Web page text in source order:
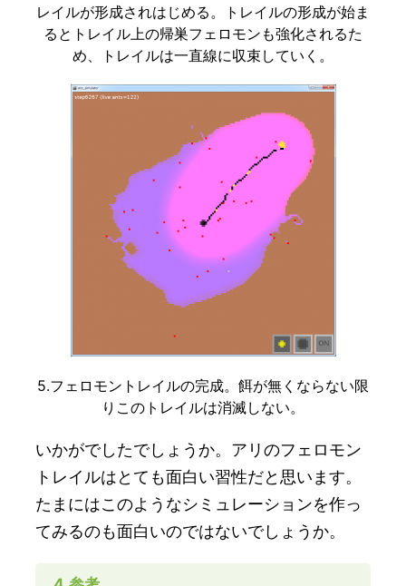
レイルが形成されはじめる。トレイルの形成が始ま
るとトレイル上の帰巣フェロモンも強化されるた
め、トレイルは一直線に収束していく。
5.フェロモントレイルの完成。餌が無くならない限
りこのトレイルは消滅しない。
いかがでしたでしょうか。アリのフェロモン
トレイルはとても面白い習性だと思います。
たまにはこのようなシミュレーションを作っ
てみるのも面白いのではないでしょうか。